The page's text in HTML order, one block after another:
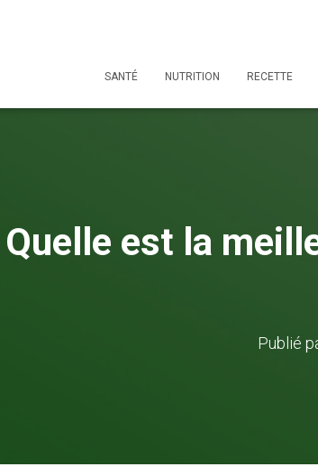
SANTÉ NUTRITION RECETTE
Quelle est la
Publié